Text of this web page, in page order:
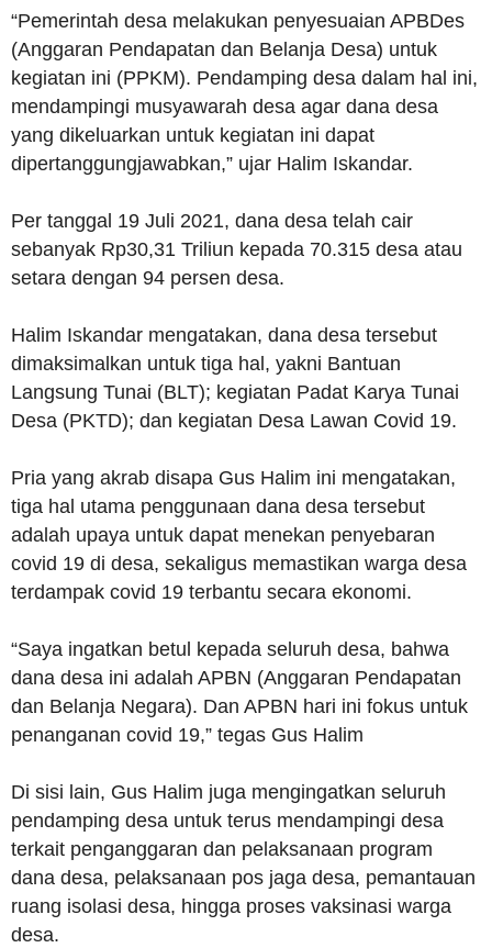
“Pemerintah desa melakukan penyesuaian APBDes
(Anggaran Pendapatan dan Belanja Desa) untuk
kegiatan ini (PPKM). Pendamping desa dalam hal ini,
mendampingi musyawarah desa agar dana desa
yang dikeluarkan untuk kegiatan ini dapat
dipertanggungjawabkan,” ujar Halim Iskandar.
Per tanggal 19 Juli 2021, dana desa telah cair
sebanyak Rp30,31 Triliun kepada 70.315 desa atau
setara dengan 94 persen desa.
Halim Iskandar mengatakan, dana desa tersebut
dimaksimalkan untuk tiga hal, yakni Bantuan
Langsung Tunai (BLT); kegiatan Padat Karya Tunai
Desa (PKTD); dan kegiatan Desa Lawan Covid 19.
Pria yang akrab disapa Gus Halim ini mengatakan,
tiga hal utama penggunaan dana desa tersebut
adalah upaya untuk dapat menekan penyebaran
covid 19 di desa, sekaligus memastikan warga desa
terdampak covid 19 terbantu secara ekonomi.
“Saya ingatkan betul kepada seluruh desa, bahwa
dana desa ini adalah APBN (Anggaran Pendapatan
dan Belanja Negara). Dan APBN hari ini fokus untuk
penanganan covid 19,” tegas Gus Halim
Di sisi lain, Gus Halim juga mengingatkan seluruh
pendamping desa untuk terus mendampingi desa
terkait penganggaran dan pelaksanaan program
dana desa, pelaksanaan pos jaga desa, pemantauan
ruang isolasi desa, hingga proses vaksinasi warga
desa.